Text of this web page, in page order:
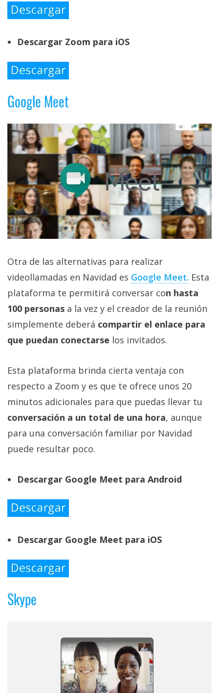
Descargar Zoom para iOS
Google Meet
Otra de las alternativas para realizar
videollamadas en Navidad es Google Meet. Esta
plataforma te permitirá conversar con hasta
100 personas a la vez y el creador de la reunión
simplemente deberá compartir el enlace para
que puedan conectarse los invitados.
Esta plataforma brinda cierta ventaja con
respecto a Zoom y es que te ofrece unos 20
minutos adicionales para que puedas llevar tu
conversación a un total de una hora, aunque
para una conversación familiar por Navidad
puede resultar poco.
Descargar Google Meet para Android
Descargar Google Meet para iOS
Skype